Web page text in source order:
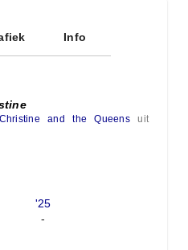
Info
Christine and the Queensuit
'25
-